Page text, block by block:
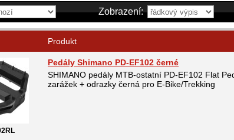
Zobrazení:
Produkt
Pedály Shimano PD-EF102 černé
SHIMANO pedály MTB-ostatní PD-EF102 Flat
zarážek + odrazky černá pro E-Bike/Trekking